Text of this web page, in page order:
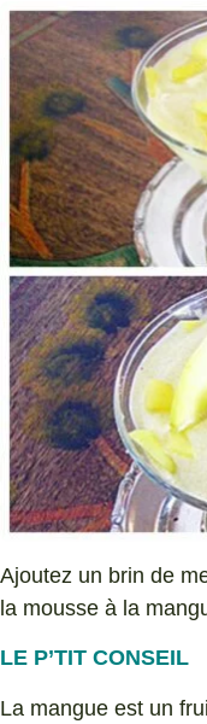
Ajoutez un brin de
la mousse à la
LE P’TIT CONSEIL
La mangue est un